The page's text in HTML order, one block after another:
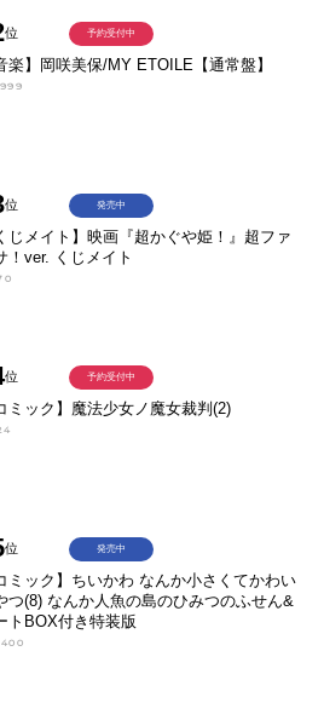
位
楽】岡咲美保/MY ETOILE【通常盤】
予約受付中
位
じメイト】映画『超かぐや姫！』超ファ
！ver. くじメイト
発売中
位
ミック】魔法少女ノ魔女裁判(2)
予約受付中
位
ミック】ちいかわ なんか小さくてかわい
つ(8) なんか人魚の島のひみつのふせん&
トBOX付き特装版
発売中